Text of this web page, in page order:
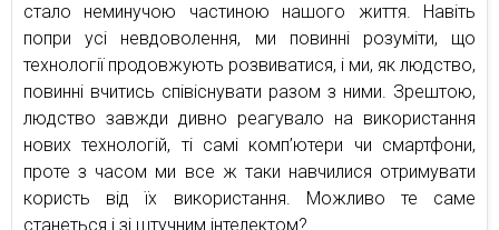
стало неминучою частиною нашого життя. Навіть
попри усі невдоволення, ми повинні розуміти, що
технології продовжують розвиватися, і ми, як людство,
повинні вчитись співіснувати разом з ними. Зрештою,
людство завжди дивно реагувало на використання
нових технологій, ті самі комп’ютери чи смартфони,
проте з часом ми все ж таки навчилися отримувати
користь від їх використання. Можливо те саме
станеться і зі штучним інтелектом?